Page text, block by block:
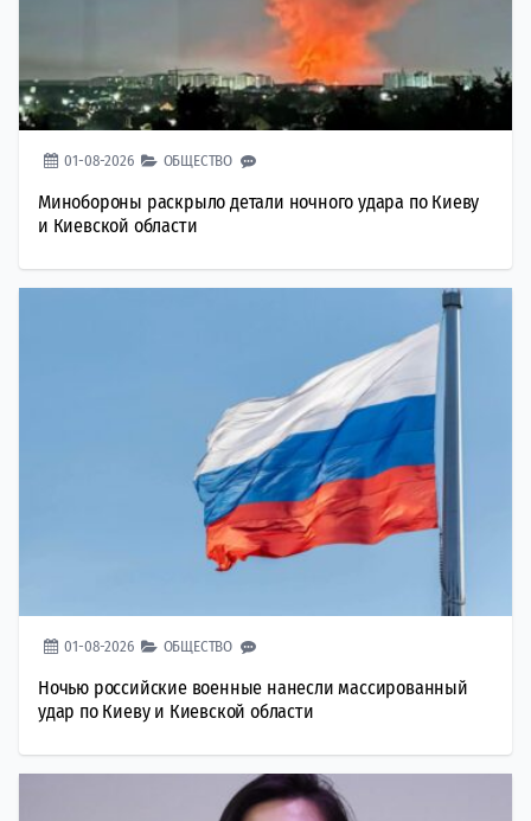
01-08-2026 ОБЩЕСТВО
Минобороны раскрыло детали ночного удара по Киеву
и Киевской области
01-08-2026 ОБЩЕСТВО
Ночью российские военные нанесли массированный
удар по Киеву и Киевской области